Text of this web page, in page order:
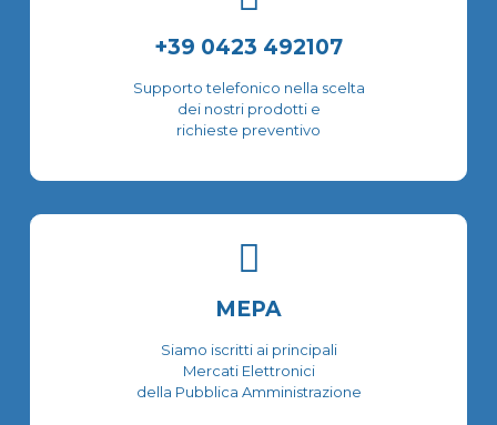
+39 0423 492107
Supporto telefonico nella scelta
dei nostri prodotti e
richieste preventivo
MEPA
Siamo iscritti ai principali
Mercati Elettronici
della Pubblica Amministrazione